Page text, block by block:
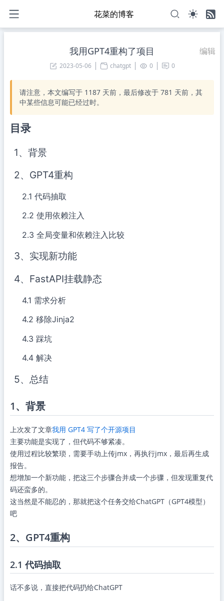
花菜的博客
我用GPT4重构了项目 编辑
2023-05-06 chatgpt 0 0
请注意，本文编写于 1187 天前，最后修改于 781 天前，其
中某些信息可能已经过时。
目录
1、背景
2、GPT4重构
2.1 代码抽取
2.2 使用依赖注入
2.3 全局变量和依赖注入比较
3、实现新功能
4、FastAPI挂载静态
4.1 需求分析
4.2 移除Jinja2
4.3 踩坑
4.4 解决
5、总结
1、背景
上次发了文章我用 GPT4 写了个开源项目
主要功能是实现了，但代码不够紧凑。
使用过程比较繁琐，需要手动上传jmx，再执行jmx，最后再生成
报告。
想增加一个新功能，把这三个步骤合并成一个步骤，但发现重复代
码还蛮多的。
这当然是不能忍的，那就把这个任务交给ChatGPT（GPT4模型）
吧
2、GPT4重构
2.1 代码抽取
话不多说，直接把代码扔给ChatGPT